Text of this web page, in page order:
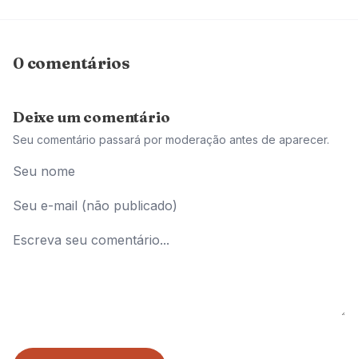
0 comentários
Deixe um comentário
Seu comentário passará por moderação antes de aparecer.